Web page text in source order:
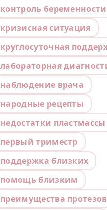
контроль беременности
кризисная ситуация
круглосуточная
лабораторная
наблюдение врача
народные рецепты
недостатки пластмассы
первый триместр
поддержка близких
помощь близким
преимущества протезов